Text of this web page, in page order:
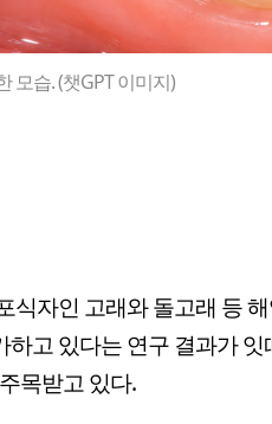
모습. (챗GPT 이미지)
식자인 고래와 돌고래 등
하고 있다는 연구 결과가
목받고 있다.